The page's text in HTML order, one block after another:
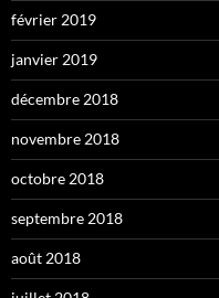
février 2019
janvier 2019
décembre 2018
novembre 2018
octobre 2018
septembre 2018
août 2018